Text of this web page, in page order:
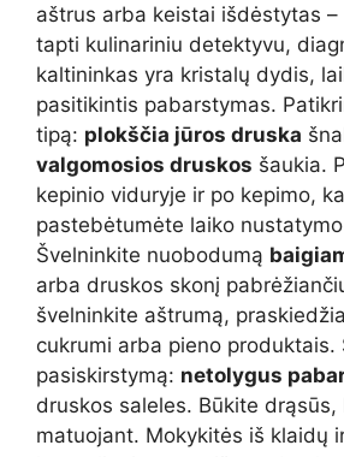
aštrus arba keistai išdėstytas –
tapti kulinariniu detektyvu,
kaltininkas yra kristalų dydis,
pasitikintis pabarstymas.
tipą: plokščia jūros druska
valgomosios druskos šaukia.
kepinio viduryje ir po kepimo,
pastebėtumėte laiko
Švelninkite nuobodumą
arba druskos skonį
švelninkite aštrumą,
cukrumi arba pieno produktais.
pasiskirstymą: netolygus
druskos saleles. Būkite
matuojant. Mokykitės iš klaidų